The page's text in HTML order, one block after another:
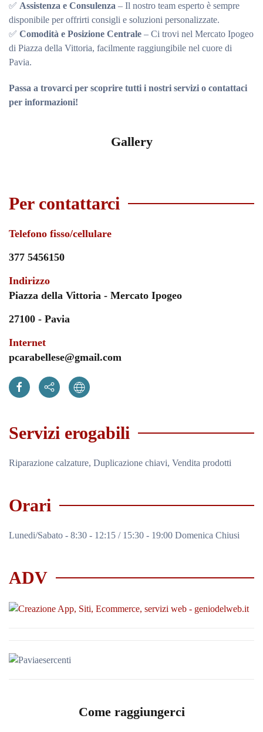
✅ Assistenza e Consulenza – Il nostro team esperto è sempre
disponibile per offrirti consigli e soluzioni personalizzate.
✅ Comodità e Posizione Centrale – Ci trovi nel Mercato Ipogeo
di Piazza della Vittoria, facilmente raggiungibile nel cuore di
Pavia.
Passa a trovarci per scoprire tutti i nostri servizi o contattaci
per informazioni!
Gallery
Per contattarci
Telefono fisso/cellulare
377 5456150
Indirizzo
Piazza della Vittoria - Mercato Ipogeo
27100 - Pavia
Internet
pcarabellese@gmail.com
Servizi erogabili
Riparazione calzature, Duplicazione chiavi, Vendita prodotti
Orari
Lunedi/Sabato - 8:30 - 12:15 / 15:30 - 19:00 Domenica Chiusi
ADV
Come raggiungerci